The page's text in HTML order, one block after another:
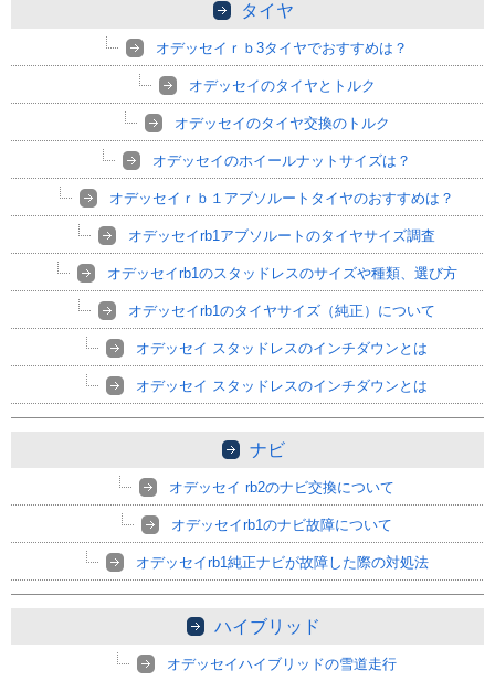
タイヤ
オデッセイｒｂ3タイヤでおすすめは？
オデッセイのタイヤとトルク
オデッセイのタイヤ交換のトルク
オデッセイのホイールナットサイズは？
オデッセイｒｂ１アブソルートタイヤのおすすめは？
オデッセイrb1アブソルートのタイヤサイズ調査
オデッセイrb1のスタッドレスのサイズや種類、選び方
オデッセイrb1のタイヤサイズ（純正）について
オデッセイ スタッドレスのインチダウンとは
オデッセイ スタッドレスのインチダウンとは
ナビ
オデッセイ rb2のナビ交換について
オデッセイrb1のナビ故障について
オデッセイrb1純正ナビが故障した際の対処法
ハイブリッド
オデッセイハイブリッドの雪道走行